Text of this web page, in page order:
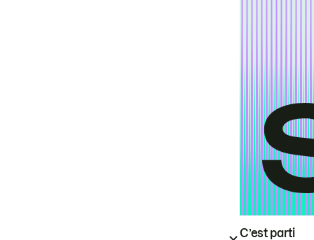
C’est parti